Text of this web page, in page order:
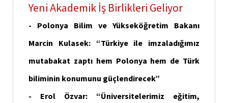
Yeni Akademik İş Birlikleri Geliyor
- Polonya Bilim ve Yükseköğretim Bakanı
Marcin Kulasek: “Türkiye ile imzaladığımız
mutabakat zaptı hem Polonya hem de Türk
biliminin konumunu güçlendirecek”
- Erol Özvar: “Üniversitelerimiz eğitim,